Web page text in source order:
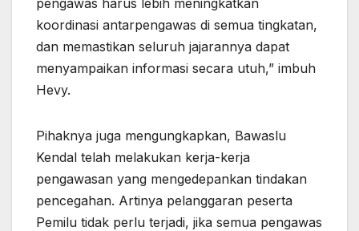
koordinasi antarpengawas di semua tingkatan,
dan memastikan seluruh jajarannya dapat
menyampaikan informasi secara utuh,” imbuh
Hevy.
Pihaknya juga mengungkapkan, Bawaslu
Kendal telah melakukan kerja-kerja
pengawasan yang mengedepankan tindakan
pencegahan. Artinya pelanggaran peserta
Pemilu tidak perlu terjadi, jika semua pengawas